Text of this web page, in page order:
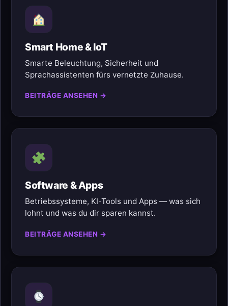
Smart Home & IoT
Smarte Beleuchtung, Sicherheit und
Sprachassistenten fürs vernetzte Zuhause.
BEITRÄGE ANSEHEN →
Software & Apps
Betriebssysteme, KI-Tools und Apps — was sich
lohnt und was du dir sparen kannst.
BEITRÄGE ANSEHEN →